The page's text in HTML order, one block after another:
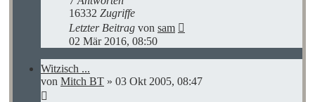
16332 Zugriffe
Letzter Beitrag von sam
02 Mär 2016, 08:50
Witzisch ...
von Mitch BT » 03 Okt 2005, 08:47